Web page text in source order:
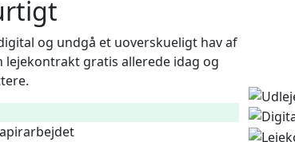
og undgå et uoverskueligt hav af
lejekontrakt gratis allerede idag og